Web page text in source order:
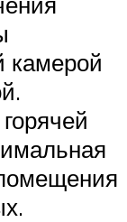
камерой